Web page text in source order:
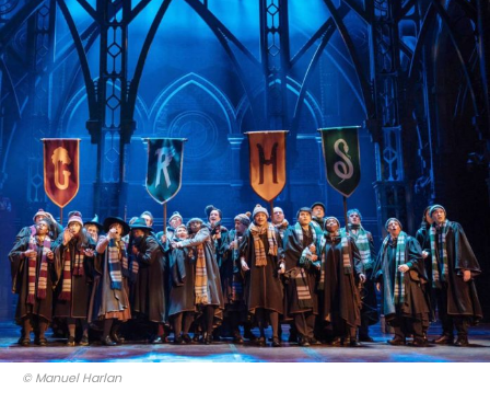
© Manuel Harlan